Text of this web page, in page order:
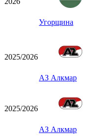
Угорщина
2025/2026
АЗ Алкмар
2025/2026
АЗ Алкмар